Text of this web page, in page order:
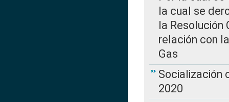
la cual se
la Resolución
relación con
Gas
Socialización
2020